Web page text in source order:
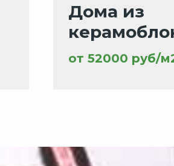
Дома из
от 52000 руб/